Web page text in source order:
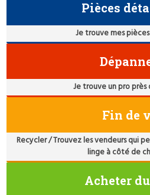
Pièces
Je trouve mes
Je trouve un pro
Fin de
Recycler / Trouvez les vendeurs qui
linge à côté de
Acheter